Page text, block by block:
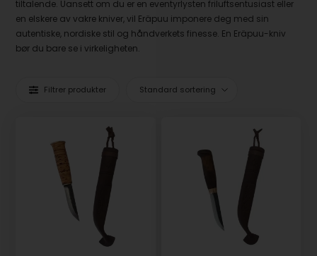
tiltalende. Uansett om du er en eventyrlysten friluftsentusiast eller
en elskere av vakre kniver, vil Eräpuu imponere deg med sin
autentiske, nordiske stil og håndverkets finesse. En Eräpuu-kniv
bør du bare se i virkeligheten.
Filtrer produkter